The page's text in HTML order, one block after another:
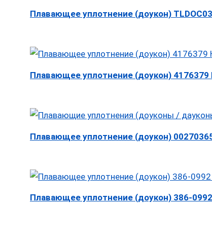
Плавающее уплотнение (доукон)
Плавающее уплотнение (доукон) 4176379
Плавающее уплотнение (доукон)
Плавающее уплотнение (доукон) 386-